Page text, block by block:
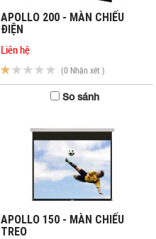
APOLLO 200 - MÀN CHIẾU
ĐIỆN
Liên hệ
(0 Nhận xét )
So sánh
APOLLO 150 - MÀN CHIẾU
TREO